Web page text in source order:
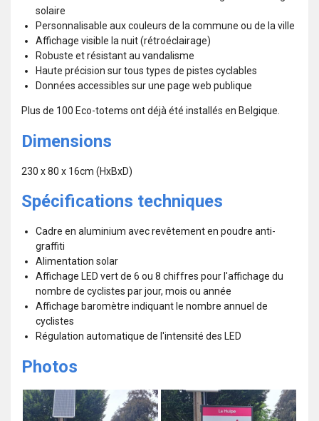
solaire
Personnalisable aux couleurs de la commune ou de la ville
Affichage visible la nuit (rétroéclairage)
Robuste et résistant au vandalisme
Haute précision sur tous types de pistes cyclables
Données accessibles sur une page web publique
Plus de 100 Eco-totems ont déjà été installés en Belgique.
Dimensions
230 x 80 x 16cm (HxBxD)
Spécifications techniques
Cadre en aluminium avec revêtement en poudre anti-
graffiti
Alimentation solar
Affichage LED vert de 6 ou 8 chiffres pour l'affichage du
nombre de cyclistes par jour, mois ou année
Affichage baromètre indiquant le nombre annuel de
cyclistes
Régulation automatique de l'intensité des LED
Photos